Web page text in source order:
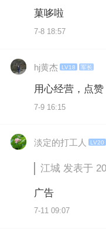
菓哆啦
7-8 18:57
hj黄杰 LV18 军长
用心经营，点赞
7-9 16:15
淡定的打工人 LV20
江城 发表于
广告
7-11 09:07